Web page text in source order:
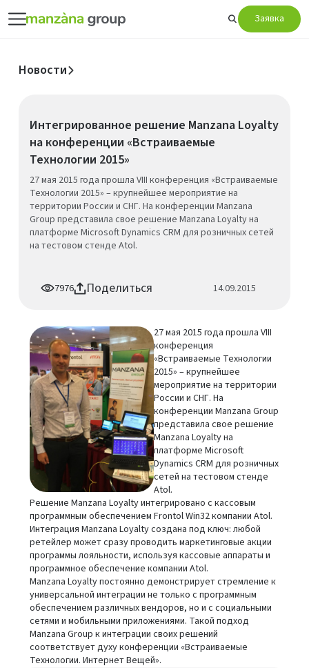
Заявка
Новости
Интегрированное решение Manzana Loyalty
на конференции «Встраиваемые
Технологии 2015»
27 мая 2015 года прошла VIII конференция «Встраиваемые
Технологии 2015» – крупнейшее мероприятие на
территории России и СНГ. На конференции Manzana
Group представила свое решение Manzana Loyalty на
платформе Microsoft Dynamics CRM для розничных сетей
на тестовом стенде Atol.
7976 Поделиться 14.09.2015
27 мая 2015 года прошла VIII
конференция
«Встраиваемые Технологии
2015» – крупнейшее
мероприятие на территории
России и СНГ. На
конференции Manzana Group
представила свое решение
Manzana Loyalty на
платформе Microsoft
Dynamics CRM для розничных
сетей на тестовом стенде
Atol.
Решение Manzana Loyalty интегрировано с кассовым
программным обеспечением Frontol Win32 компании Atol.
Интеграция Manzana Loyalty создана под ключ: любой
ретейлер может сразу проводить маркетинговые акции
программы лояльности, используя кассовые аппараты и
программное обеспечение компании Atol.
Manzana Loyalty постоянно демонстрирует стремление к
универсальной интеграции не только с программным
обеспечением различных вендоров, но и с социальными
сетями и мобильными приложениями. Такой подход
Manzana Group к интеграции своих решений
соответствует духу конференции «Встраиваемые
Технологии. Интернет Вещей».